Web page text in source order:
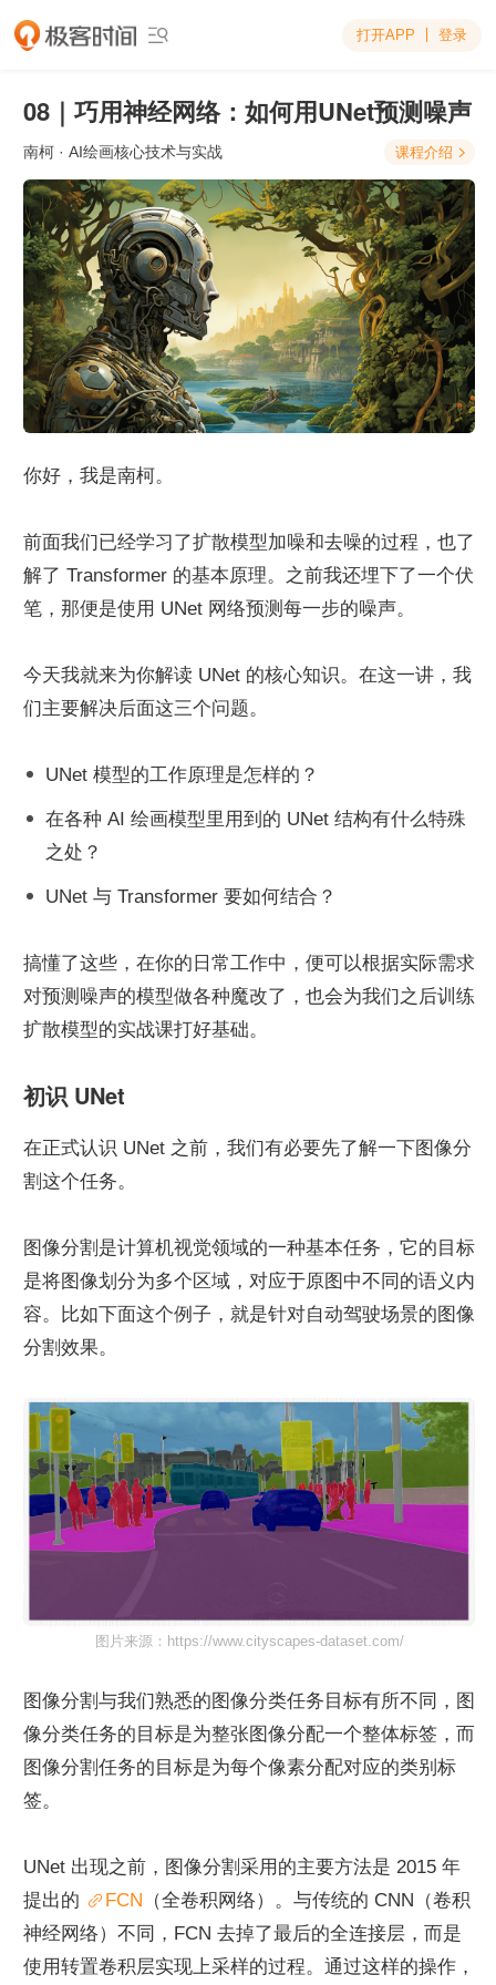
 打开APP 登录
08｜巧用神经网络：如何用UNet预测噪声
南柯 · AI绘画核心技术与实战 课程介绍 
你好，我是南柯。
前面我们已经学习了扩散模型加噪和去噪的过程，也了
解了 Transformer 的基本原理。之前我还埋下了一个伏
笔，那便是使用 UNet 网络预测每一步的噪声。
今天我就来为你解读 UNet 的核心知识。在这一讲，我
们主要解决后面这三个问题。
UNet 模型的工作原理是怎样的？
在各种 AI 绘画模型里用到的 UNet 结构有什么特殊
之处？
UNet 与 Transformer 要如何结合？
搞懂了这些，在你的日常工作中，便可以根据实际需求
对预测噪声的模型做各种魔改了，也会为我们之后训练
扩散模型的实战课打好基础。
初识 UNet
在正式认识 UNet 之前，我们有必要先了解一下图像分
割这个任务。
图像分割是计算机视觉领域的一种基本任务，它的目标
是将图像划分为多个区域，对应于原图中不同的语义内
容。比如下面这个例子，就是针对自动驾驶场景的图像
分割效果。
图片来源：https://www.cityscapes-dataset.com/
图像分割与我们熟悉的图像分类任务目标有所不同，图
像分类任务的目标是为整张图像分配一个整体标签，而
图像分割任务的目标是为每个像素分配对应的类别标
签。
UNet 出现之前，图像分割采用的主要方法是 2015 年
提出的
FCN
（全卷积网络）。与传统的 CNN（卷积
神经网络）不同，FCN 去掉了最后的全连接层，而是
使用转置卷积层实现上采样的过程。通过这样的操作，